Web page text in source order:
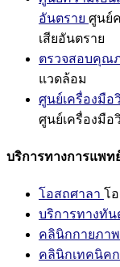
อันตราย ศูนย์
เสียอันตราย
ตรวจสอบคุณ
แวดล้อม
ศูนย์เครื่องมือ
ศูนย์เครื่องมือ
บริการทางการแพท
โอสถศาลา โ
บริการทางทัน
คลินิกกายภา
คลินิกเทคนิค